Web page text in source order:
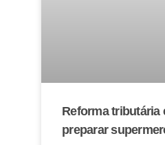
Reforma tributária
preparar